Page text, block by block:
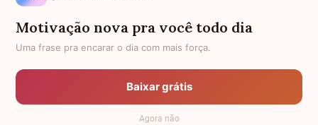
Política de Privacidade
Anuncie
Motivação nova pra você todo dia
Uma frase pra encarar o dia com mais força.
Baixar grátis
Agora não